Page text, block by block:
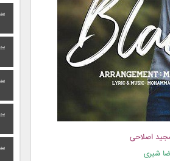
اصلاحی
شیری